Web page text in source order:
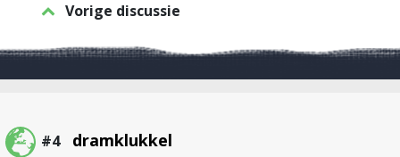
Vorige discussie
#4 dramklukkel